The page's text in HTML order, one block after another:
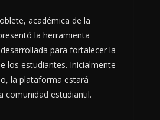
académica de la
la herramienta
desarrollada para fortalecer la
los estudiantes. Inicialmente
la plataforma estará
comunidad estudiantil.